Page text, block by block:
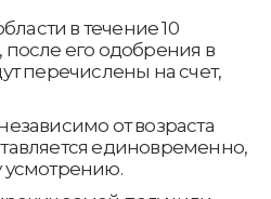
в течение 10
его одобрения в
перечислены на счет,
от возраста
единовременно,
усмотрению.